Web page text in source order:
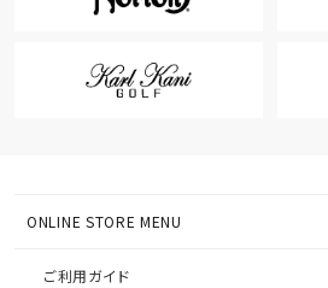
ONLINE STORE MENU
ご利用ガイド